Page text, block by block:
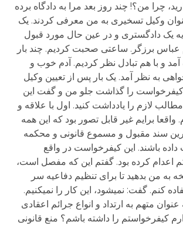
چرا من؟! چند روز بعد مرا به دادگاه برده
وکیل تسخیری به من معرفی کردند. یک
یک دادگستری و در عین حال مورد قبول
عباس برزگر. ساعتی صحبت کردیم. چند بار
آمد و با هم تبادل نظر کردیم. آدم خوب و
به نظر آمد. یک بار پس از تعیین وکیل
کیفرخواست را گذاشت جلو من و گفت این
مطالب لازم را یادداشت کنید. اول با علاقه و
واقعا برایم غیر قابل تصور بود که این همه
سند مقبول و مسموع قانونی و محکمه
باشند. این کیفرخواست در واقع
اعدام کرده بود. گفتم این که مفصل است،
به من بدهید تا برای تنظیم دفاعیه سر
کنم. گفت: نمی­شود، این کار را نمی­کنیم.
متهم به ارتداد و انواع جرائم اعقادی
کیفرخواستم را داشته باشم؟ منع قانونی